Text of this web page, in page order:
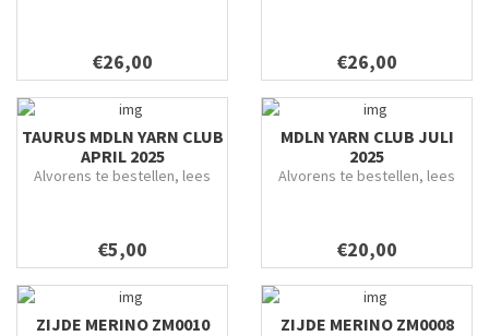
€26,00 €26,00
TAURUS MDLN YARN CLUB
APRIL 2025
Alvorens te bestellen, lees
€5,00
MDLN YARN CLUB JULI
2025
Alvorens te bestellen, lees
€20,00
ZIJDE MERINO ZM0010 ZIJDE MERINO ZM0008